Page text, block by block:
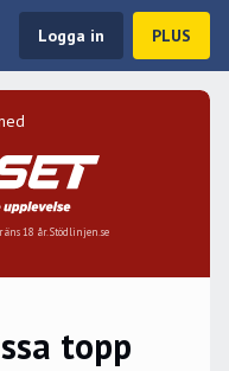
Logga in PLUS
18 år. Stödlinjen.se
topp